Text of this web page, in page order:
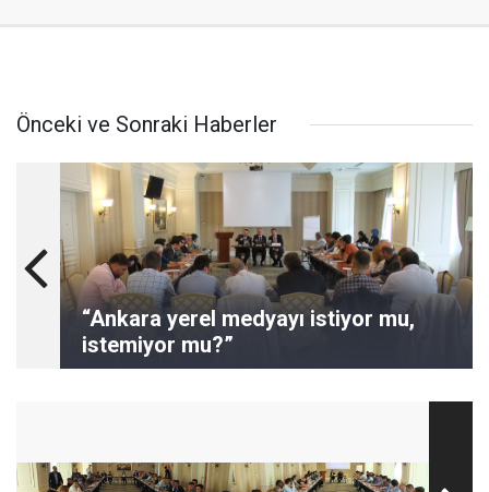
Önceki ve Sonraki Haberler
“Ankara yerel medyayı istiyor mu,
istemiyor mu?”